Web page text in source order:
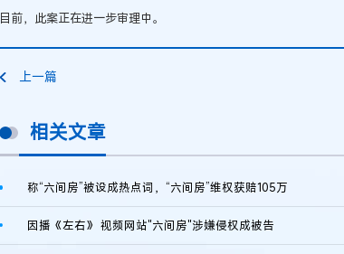
目前，此案正在进一步审理中。
上一篇
相关文章
称“六间房”被设成热点词，“六间房”维权获赔105万
因播《左右》 视频网站"六间房"涉嫌侵权成被告